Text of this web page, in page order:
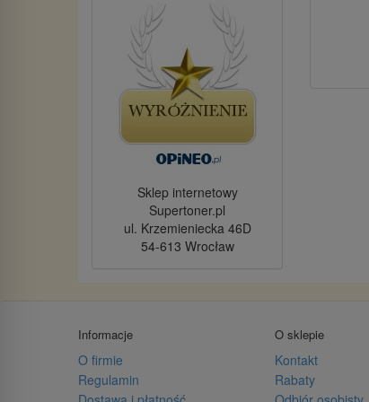
Sklep internetowy
Supertoner.pl
ul. Krzemieniecka 46D
54-613 Wrocław
Informacje
O firmie
Regulamin
O sklepie
Kontakt
Rabaty